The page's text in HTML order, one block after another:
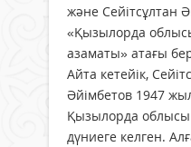
және Сейітсұлтан
«Қызылорда
азаматы» атағы
Айта кетейік,
Әйімбетов 1947
Қызылорда
дүниеге келген.